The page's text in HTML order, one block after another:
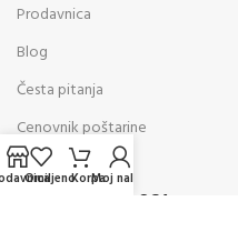
Prodavnica
Blog
Česta pitanja
Cenovnik poštarine
POSLEDNJE SA BLOGA
OmiljenoKorpaMoj nalog